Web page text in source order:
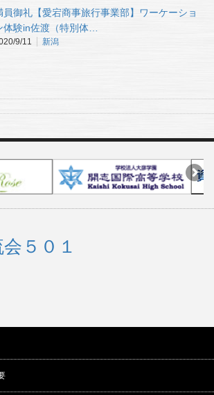
員御礼【愛宕商事旅行事業部】ワーケーショ
体験in佐渡（特別体…
9/11 新潟
５０１